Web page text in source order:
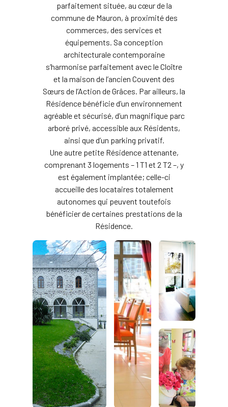
parfaitement située, au cœur de la
commune de Mauron, à proximité des
commerces, des services et
équipements. Sa conception
architecturale contemporaine
s’harmonise parfaitement avec le Cloître
et la maison de l’ancien Couvent des
Sœurs de l’Action de Grâces. Par ailleurs, la
Résidence bénéficie d’un environnement
agréable et sécurisé, d’un magnifique parc
arboré privé, accessible aux Résidents,
ainsi que d’un parking privatif.
Une autre petite Résidence attenante,
comprenant 3 logements – 1 T1 et 2 T2 –, y
est également implantée; celle-ci
accueille des locataires totalement
autonomes qui peuvent toutefois
bénéficier de certaines prestations de la
Résidence.